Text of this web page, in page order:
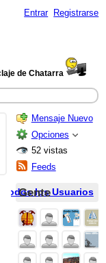
Entrar Registrarse
de Chatarra
Mensaje Nuevo
Opciones
52 vistas
Feeds
Todos los Usuarios
Gente